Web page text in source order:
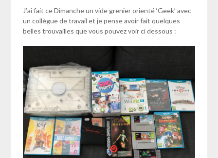
J’ai fait ce Dimanche un vide grenier orienté ‘Geek’ avec
un collègue de travail et je pense avoir fait quelques
belles trouvailles que vous pouvez voir ci dessous :